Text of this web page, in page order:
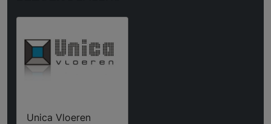
Unica Vloeren